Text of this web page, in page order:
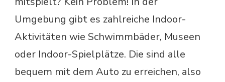
Umgebung gibt es zahlreiche Indoor-
Aktivitäten wie Schwimmbäder, Museen
oder Indoor-Spielplätze. Die sind alle
bequem mit dem Auto zu erreichen, also